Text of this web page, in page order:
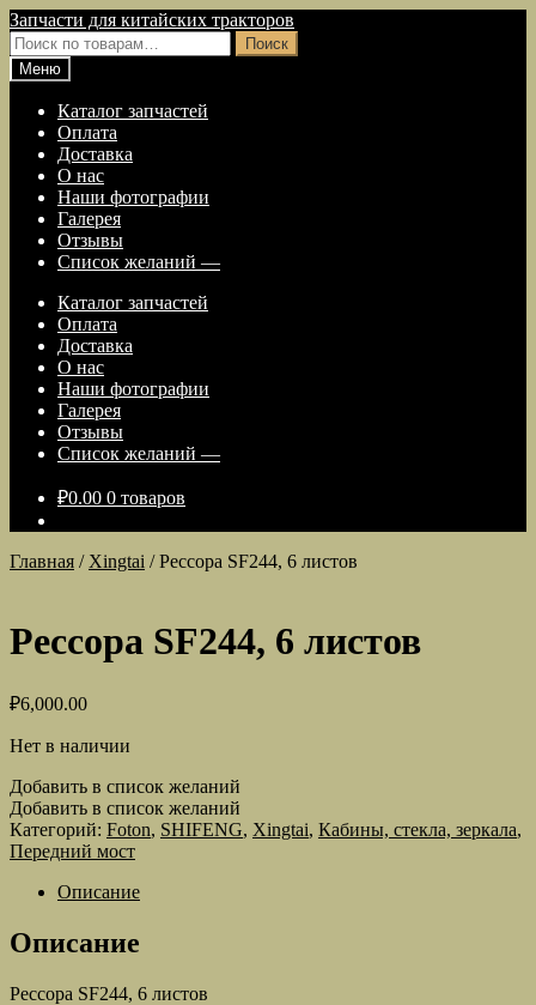
Перейти
к
навигации
Перейти
к
содержимому
Запчасти для китайских тракторов
Искать:
Поиск
Меню
Каталог запчастей
Оплата
Доставка
О нас
Наши фотографии
Галерея
Отзывы
Список желаний —
Каталог запчастей
Оплата
Доставка
О нас
Наши фотографии
Галерея
Отзывы
Список желаний —
₽0.00 0 товаров
Главная / Xingtai /Рессора SF244, 6 листов
Рессора SF244, 6 листов
₽6,000.00
Нет в наличии
Добавить в список желаний
Добавить в список желаний
Категорий: Foton, SHIFENG, Xingtai, Кабины, стекла, зеркала,
Передний мост
Описание
Описание
Рессора SF244, 6 листов